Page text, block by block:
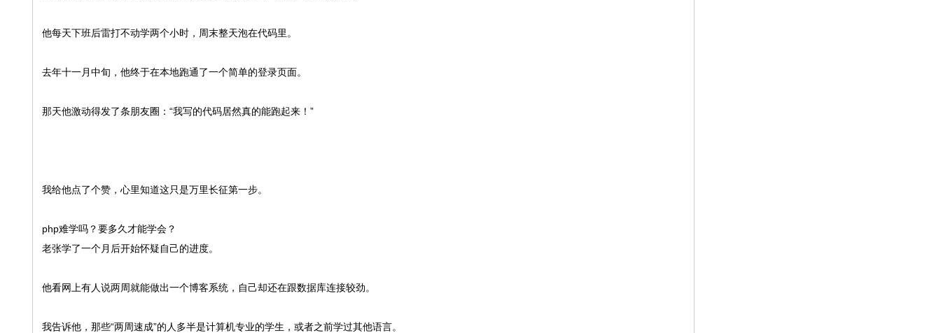
他每天下班后雷打不动学两个小时，周末整天泡在代码里。
去年十一月中旬，他终于在本地跑通了一个简单的登录页面。
那天他激动得发了条朋友圈：“我写的代码居然真的能跑起来！”
我给他点了个赞，心里知道这只是万里长征第一步。
php难学吗？要多久才能学会？
老张学了一个月后开始怀疑自己的进度。
他看网上有人说两周就能做出一个博客系统，自己却还在跟数据库连接较劲。
我告诉他，那些“两周速成”的人多半是计算机专业的学生，或者之前学过其他语言。